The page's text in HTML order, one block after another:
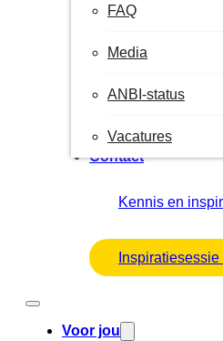
FAQ
Media
ANBI-status
Vacatures
Contact
Kennis en
Voor jou